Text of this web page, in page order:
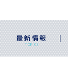
最新情報
TOPICS